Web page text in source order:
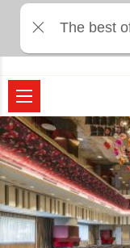
The best